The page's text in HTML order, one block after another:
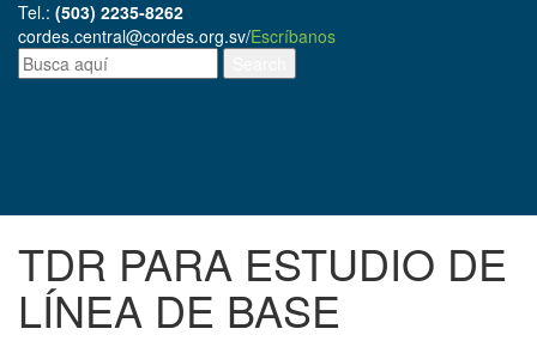
Tel.: (503) 2235-8262
cordes.central@cordes.org.sv/Escríbanos
TDR PARA ESTUDIO DE
LÍNEA DE BASE